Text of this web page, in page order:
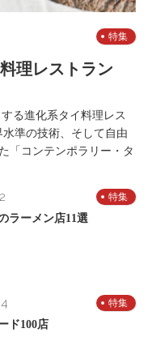
特集
理レストラン
る進化系タイ料理レス
準の技術、そして自由
「コンテンポラリー・タ
特集
ラーメン店11選
特集
ド100店